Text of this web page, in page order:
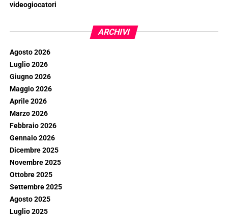
videogiocatori
ARCHIVI
Agosto 2026
Luglio 2026
Giugno 2026
Maggio 2026
Aprile 2026
Marzo 2026
Febbraio 2026
Gennaio 2026
Dicembre 2025
Novembre 2025
Ottobre 2025
Settembre 2025
Agosto 2025
Luglio 2025